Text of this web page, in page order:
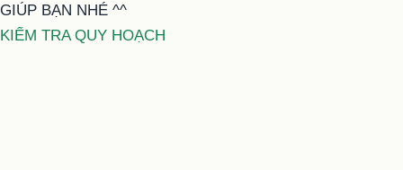
GIÚP BẠN NHÉ ^^
KIỂM TRA QUY HOẠCH